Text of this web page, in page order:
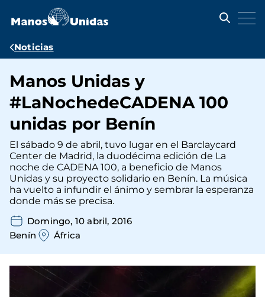
contenido
Ruta
navegación
Noticias
Manos Unidas y
#LaNochedeCADENA 100
unidas por Benín
El sábado 9 de abril, tuvo lugar en el Barclaycard
Center de Madrid, la duodécima edición de La
noche de CADENA 100, a beneficio de Manos
Unidas y su proyecto solidario en Benín. La música
ha vuelto a infundir el ánimo y sembrar la esperanza
donde más se precisa.
Domingo, 10 abril, 2016
Benín
África